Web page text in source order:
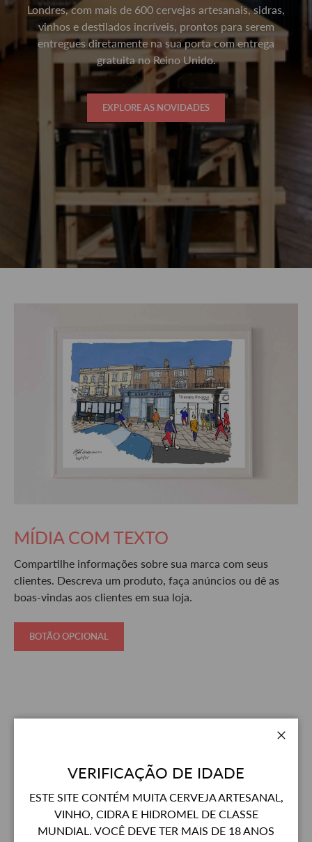
VERIFICAÇÃO DE IDADE
ESTE SITE CONTÉM MUITA CERVEJA ARTESANAL,
VINHO, CIDRA E HIDROMEL DE CLASSE
MUNDIAL. VOCÊ DEVE TER MAIS DE 18 ANOS
Londres, com mais de 600 cervejas artesanais, sidras,
vinhos e destilados incríveis, prontos para serem
entregues diretamente na sua porta com entrega
gratuita no Reino Unido.
EXPLORE AS NOVIDADES
MÍDIA COM TEXTO
Compartilhe informações sobre sua marca com seus
clientes. Descreva um produto, faça anúncios ou dê as
boas-vindas aos clientes em sua loja.
BOTÃO OPCIONAL